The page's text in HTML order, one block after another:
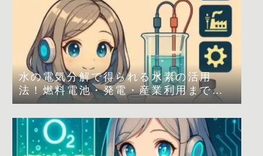
水の電気分解で得られる水素の活用
法！燃料電池・発電・産業利用まで解
説